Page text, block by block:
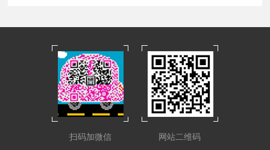
扫码加微信 网站二维码